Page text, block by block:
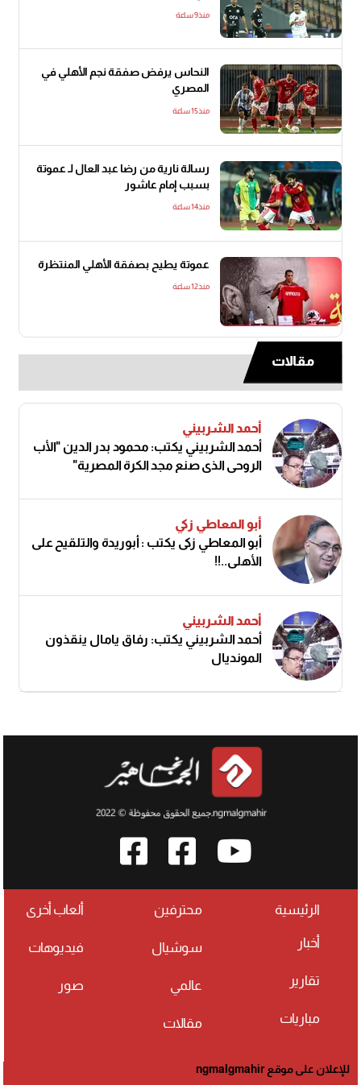
منذ9 ساعة
النحاس يرفض صفقة نجم الأهلي في
المصري
منذ15 ساعة
رسالة نارية من رضا عبد العال لـ عموتة
بسبب إمام عاشور
منذ14 ساعة
عموتة يطيح بصفقة الأهلي المنتظرة
منذ12 ساعة
مقالات
أحمد الشربيني
أحمد الشربيني يكتب: محمود بدر الدين "الأب
الروحي الذي صنع مجد الكرة المصرية"
أبو المعاطي زكي
أبو المعاطي زكى يكتب : أبوريدة والتلقيح على
الأهلى..!!
أحمد الشربيني
أحمد الشربيني يكتب: رفاق يامال ينقذون
المونديال
الرئيسية
أخبار
تقارير
مباريات
محترفين
سوشيال
عالمي
مقالات
ألعاب أخرى
فيديوهات
صور
للإعلان على موقع ngmalgmahir